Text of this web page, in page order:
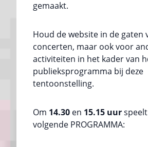
gemaakt.
Houd de website in de gaten
concerten, maar ook voor
activiteiten in het kader van
publieksprogramma bij deze
tentoonstelling.
Om 14.30 en 15.15 uur
volgende PROGRAMMA: